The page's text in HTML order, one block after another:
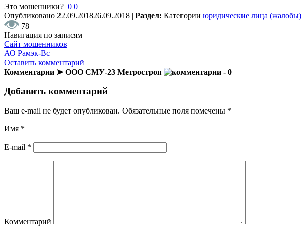
Это мошенники? 0 0
Опубликовано 22.09.201826.09.2018 | Раздел: Категории юридические лица (жалобы)
78
Навигация по записям
Сайт мошенников
АО Рамэк-Вс
Оставить комментарий
Комментарии ➤ ООО СМУ-23 Метростроя
- 0
Добавить комментарий
Ваш e-mail не будет опубликован. Обязательные поля помечены *
Имя *
E-mail *
Комментарий